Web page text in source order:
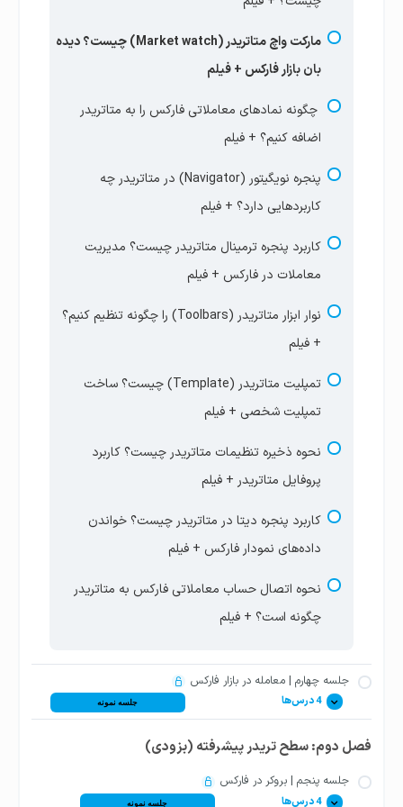
آزمون جامع جلسه اول
فارکس + فیلم
فری مارجین در فارکس چیست؟ نحوه محاسبه
مارجین آزاد + فیلم
با چقدر سرمایه در فارکس معامله کنیم؟ حداقل
سرمایه مناسب ترید چقدره؟+ فیلم
قیمت جفت ارز فارکس چیست؟ پوینت و پیپ در
بازار فارکس + فیلم
آزمون جامع جلسه دوم | سواپ
مارکت واچ متاتریدر (Market watch) چیست؟ دیده
بان بازار فارکس + فیلم
چگونه نمادهای معاملاتی فارکس را به متاتریدر
اضافه کنیم؟ + فیلم
پنجره نویگیتور (Navigator) در متاتریدر چه
کاربردهایی دارد؟ + فیلم
کاربرد پنجره ترمینال متاتریدر چیست؟ مدیریت
معاملات در فارکس + فیلم
نوار ابزار متاتریدر (Toolbars) را چگونه تنظیم کنیم؟
+ فیلم
تمپلیت متاتریدر (Template) چیست؟ ساخت
تمپلیت شخصی + فیلم
نحوه ذخیره تنظیمات متاتریدر چیست؟ کاربرد
پروفایل متاتریدر + فیلم
کاربرد پنجره دیتا در متاتریدر چیست؟ خواندن
داده‌های نمودار فارکس + فیلم
نحوه اتصال حساب معاملاتی فارکس به متاتریدر
چگونه است؟ + فیلم
جلسه چهارم | معامله در بازار فارکس
جلسه نمونه 4 درس‌ها
معامله در فارکس چیست؟ انواع معاملات خرید و
فروش فارکس + فیلم
فصل دوم: سطح تریدر پیشرفته (بزودی)
جلسه پنجم | بروکر در فارکس
جلسه نمونه 4 درس‌ها